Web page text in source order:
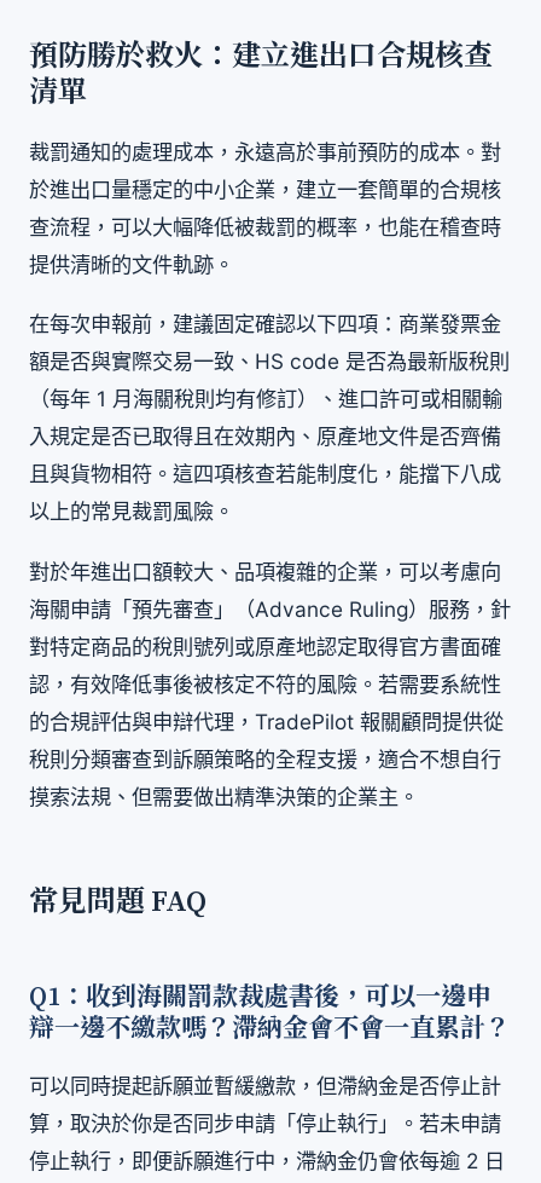
預防勝於救火：建立進出口合規核查
清單
裁罰通知的處理成本，永遠高於事前預防的成本。對
於進出口量穩定的中小企業，建立一套簡單的合規核
查流程，可以大幅降低被裁罰的概率，也能在稽查時
提供清晰的文件軌跡。
在每次申報前，建議固定確認以下四項：商業發票金
額是否與實際交易一致、HS code 是否為最新版稅則
（每年 1 月海關稅則均有修訂）、進口許可或相關輸
入規定是否已取得且在效期內、原產地文件是否齊備
且與貨物相符。這四項核查若能制度化，能擋下八成
以上的常見裁罰風險。
對於年進出口額較大、品項複雜的企業，可以考慮向
海關申請「預先審查」（Advance Ruling）服務，針
對特定商品的稅則號列或原產地認定取得官方書面確
認，有效降低事後被核定不符的風險。若需要系統性
的合規評估與申辯代理，TradePilot 報關顧問提供從
稅則分類審查到訴願策略的全程支援，適合不想自行
摸索法規、但需要做出精準決策的企業主。
常見問題 FAQ
Q1：收到海關罰款裁處書後，可以一邊申
辯一邊不繳款嗎？滯納金會不會一直累計？
可以同時提起訴願並暫緩繳款，但滯納金是否停止計
算，取決於你是否同步申請「停止執行」。若未申請
停止執行，即便訴願進行中，滯納金仍會依每逾 2 日